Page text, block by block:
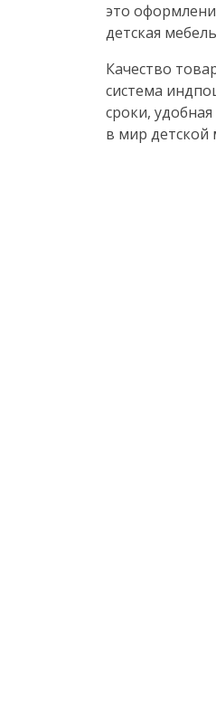
это
детская
Качество
система
сроки,
в мир детской